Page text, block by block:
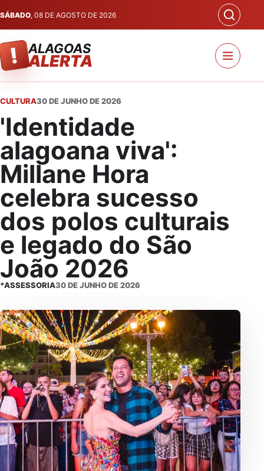
SÁBADO, 08 DE AGOSTO DE 2026
! ALAGOAS
ALERTA
CULTURA30 DE JUNHO DE 2026
'Identidade
alagoana viva':
Millane Hora
celebra sucesso
dos polos culturais
e legado do São
João 2026
*ASSESSORIA30 DE JUNHO DE 2026